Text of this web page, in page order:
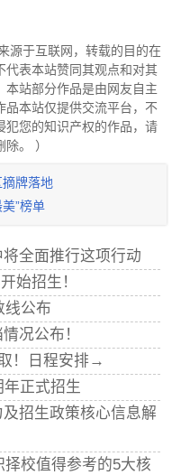
源于互联网，转载的目的在
代表本站赞同其观点和对其
本站部分作品是由网友自主
品本站仅提供交流平台，不
犯您的知识产权的作品，请
。 ）
牌落地
”榜单
全面推行这项行动
始招生！
线公布
况公布！
！日程安排→
正式招生
招生政策核心信息解
校值得参考的5大核